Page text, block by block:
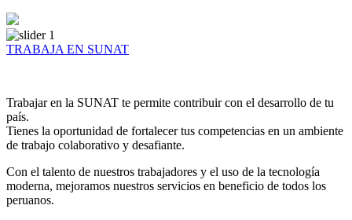
TRABAJA EN SUNAT
Trabajar en la SUNAT te permite contribuir con el desarrollo de tu
país.
Tienes la oportunidad de fortalecer tus competencias en un ambiente
de trabajo colaborativo y desafiante.
Con el talento de nuestros trabajadores y el uso de la tecnología
moderna, mejoramos nuestros servicios en beneficio de todos los
peruanos.